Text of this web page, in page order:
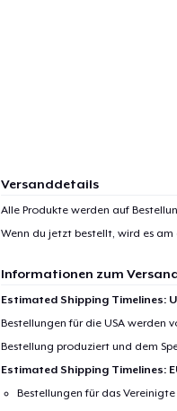
Versanddetails
Alle Produkte werden auf
Wenn du jetzt bestellt, wird es am
Informationen zum
Estimated Shipping Timelines:
Bestellungen für die USA werden
Bestellung produziert und dem
Estimated Shipping Timelines:
Bestellungen für das